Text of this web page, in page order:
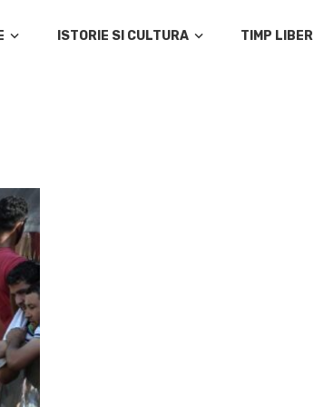
ISTORIE SI CULTURA TIMP LIBER